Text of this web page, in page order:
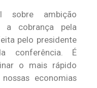
sobre ambição
a cobrança pela
pelo presidente
conferência. É
o mais rápido
economias